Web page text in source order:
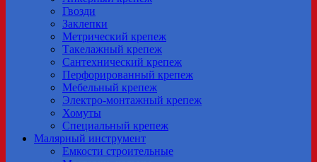
Гвозди
Заклепки
Метрический крепеж
Tакелажный крепеж
Сантехнический крепеж
Перфорированный крепеж
Мебельный крепеж
Электро-монтажный крепеж
Хомуты
Специальный крепеж
Малярный инструмент
Емкости строительные